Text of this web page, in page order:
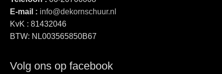
E-mail : info@dekornschuur.nl
KvK : 81432046
BTW: NL003565850B67
Volg ons op facebook